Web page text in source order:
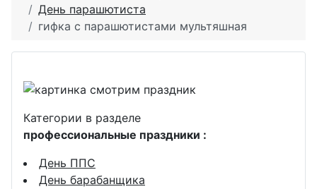
День парашютиста
гифка с парашютистами мультяшная
Категории в разделе
профессиональные праздники :
День ППС
День барабанщика